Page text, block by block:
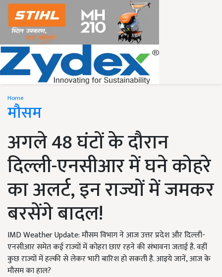
Home
मौसम
अगले 48 घंटों के दौरान
दिल्ली-एनसीआर में घने कोहरे
का अलर्ट, इन राज्यों में जमकर
बरसेंगे बादल!
IMD Weather Update: मौसम विभाग ने आज उत्तर प्रदेश और दिल्ली-
एनसीआर समेत कई राज्यों में कोहरा छाए रहने की संभावना जताई है. वहीं
कुछ राज्यों में हल्की से लेकर भारी बारिश हो सकती है. आइये जानें, आज के
मौसम का हाल?